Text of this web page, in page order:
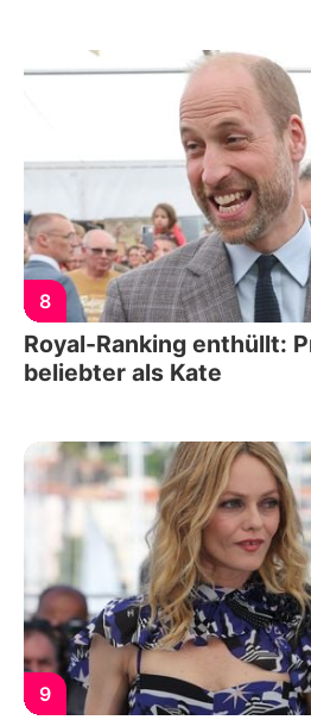
8
Royal-Ranking enthüllt:
beliebter als Kate
9